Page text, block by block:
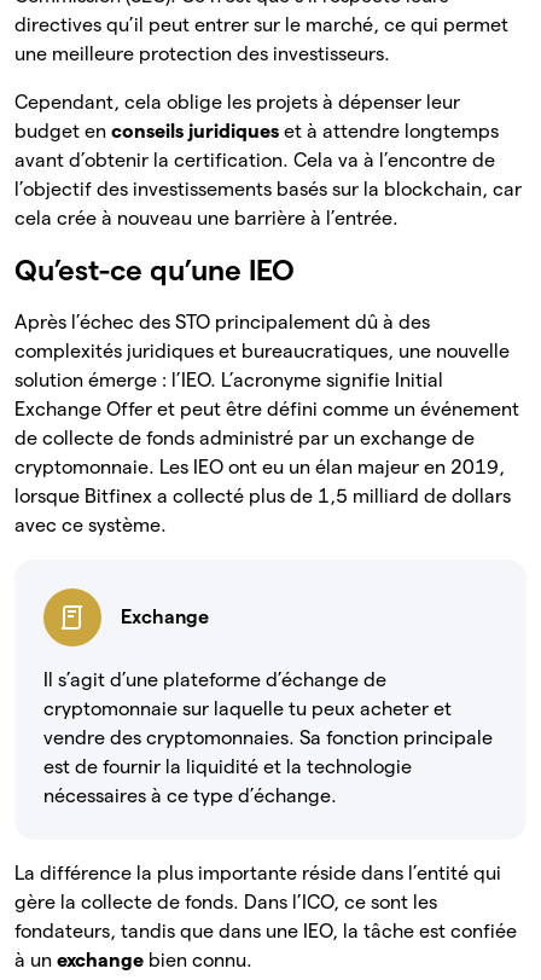
directives qu’il peut entrer sur le marché, ce qui permet
une meilleure protection des investisseurs.
Cependant, cela oblige les projets à dépenser leur
budget en conseils juridiques et à attendre longtemps
avant d’obtenir la certification. Cela va à l’encontre de
l’objectif des investissements basés sur la blockchain, car
cela crée à nouveau une barrière à l’entrée.
Qu’est-ce qu’une IEO
Après l’échec des STO principalement dû à des
complexités juridiques et bureaucratiques, une nouvelle
solution émerge : l’IEO. L’acronyme signifie Initial
Exchange Offer et peut être défini comme un événement
de collecte de fonds administré par un exchange de
cryptomonnaie. Les IEO ont eu un élan majeur en 2019,
lorsque Bitfinex a collecté plus de 1,5 milliard de dollars
avec ce système.
Exchange
Il s’agit d’une plateforme d’échange de
cryptomonnaie sur laquelle tu peux acheter et
vendre des cryptomonnaies. Sa fonction principale
est de fournir la liquidité et la technologie
nécessaires à ce type d’échange.
La différence la plus importante réside dans l’entité qui
gère la collecte de fonds. Dans l’ICO, ce sont les
fondateurs, tandis que dans une IEO, la tâche est confiée
à un exchange bien connu.